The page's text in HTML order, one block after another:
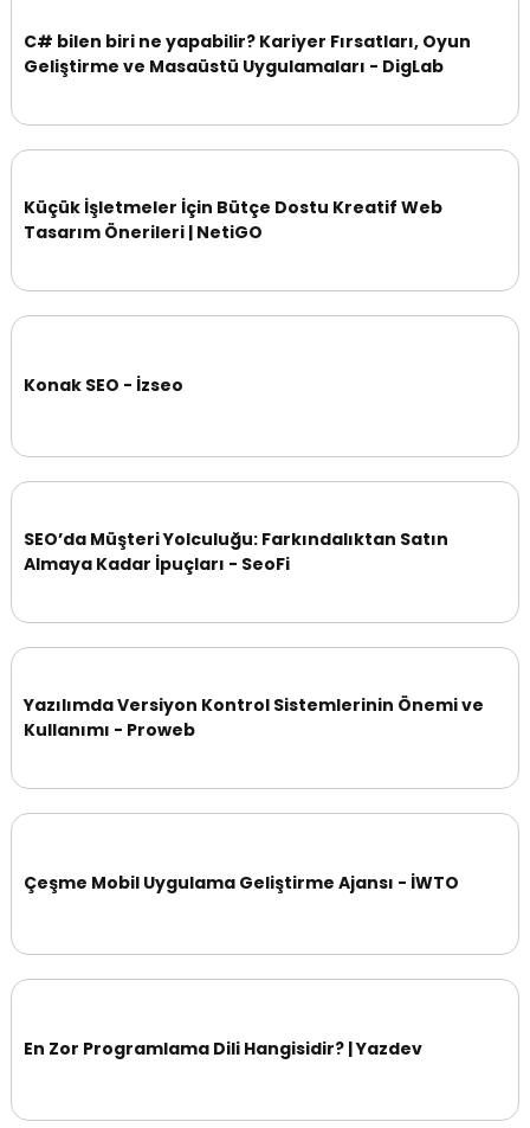
C# bilen biri ne yapabilir? Kariyer Fırsatları, Oyun
Geliştirme ve Masaüstü Uygulamaları - DigLab
Küçük İşletmeler İçin Bütçe Dostu Kreatif Web
Tasarım Önerileri | NetiGO
Konak SEO - İzseo
SEO’da Müşteri Yolculuğu: Farkındalıktan Satın
Almaya Kadar İpuçları - SeoFi
Yazılımda Versiyon Kontrol Sistemlerinin Önemi ve
Kullanımı - Proweb
Çeşme Mobil Uygulama Geliştirme Ajansı - İWTO
En Zor Programlama Dili Hangisidir? | Yazdev